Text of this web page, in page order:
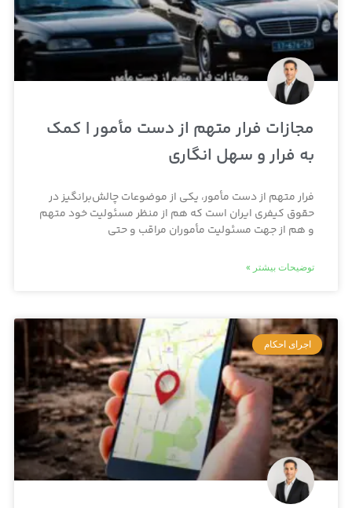
مجازات فرار متهم از دست مأمور | کمک
به فرار و سهل‌ انگاری
فرار متهم از دست مأمور، یکی از موضوعات چالش‌برانگیز در
حقوق کیفری ایران است که هم از منظر مسئولیت خود متهم
و هم از جهت مسئولیت مأموران مراقب و حتی
توضیحات بیشتر »
اجرای احکام